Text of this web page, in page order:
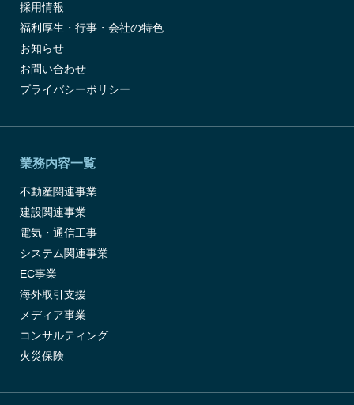
採用情報
福利厚生・行事・会社の特色
お知らせ
お問い合わせ
プライバシーポリシー
業務内容一覧
不動産関連事業
建設関連事業
電気・通信工事
システム関連事業
EC事業
海外取引支援
メディア事業
コンサルティング
火災保険